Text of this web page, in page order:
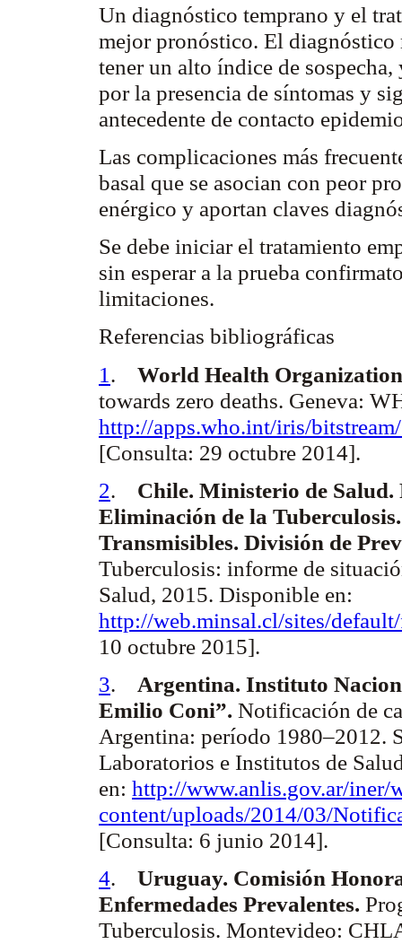
Un diagnóstico temprano y el
mejor pronóstico. El diagnóstico
tener un alto índice de sospecha,
por la presencia de síntomas y
antecedente de contacto
Las complicaciones más
basal que se asocian con peor
enérgico y aportan claves
Se debe iniciar el tratamiento
sin esperar a la prueba
limitaciones.
Referencias bibliográficas
1 . World Health
towards zero deaths. Geneva:
http://apps.who.int/iris/
[Consulta: 29 octubre 2014].
2. Chile. Ministerio de
Eliminación de la
Transmisibles. División de
Tuberculosis: informe de
Salud, 2015. Disponible en:
http://web.minsal.cl/sites/
10 octubre 2015].
3. Argentina. Instituto
Emilio Coni”. Notificación de
Argentina: período 1980–2012.
Laboratorios e Institutos de
en: http://www.anlis.gov.ar/iner/
content/uploads/2014/03/
[Consulta: 6 junio 2014].
4. Uruguay. Comisión
Enfermedades Prevalentes.
Tuberculosis. Montevideo: